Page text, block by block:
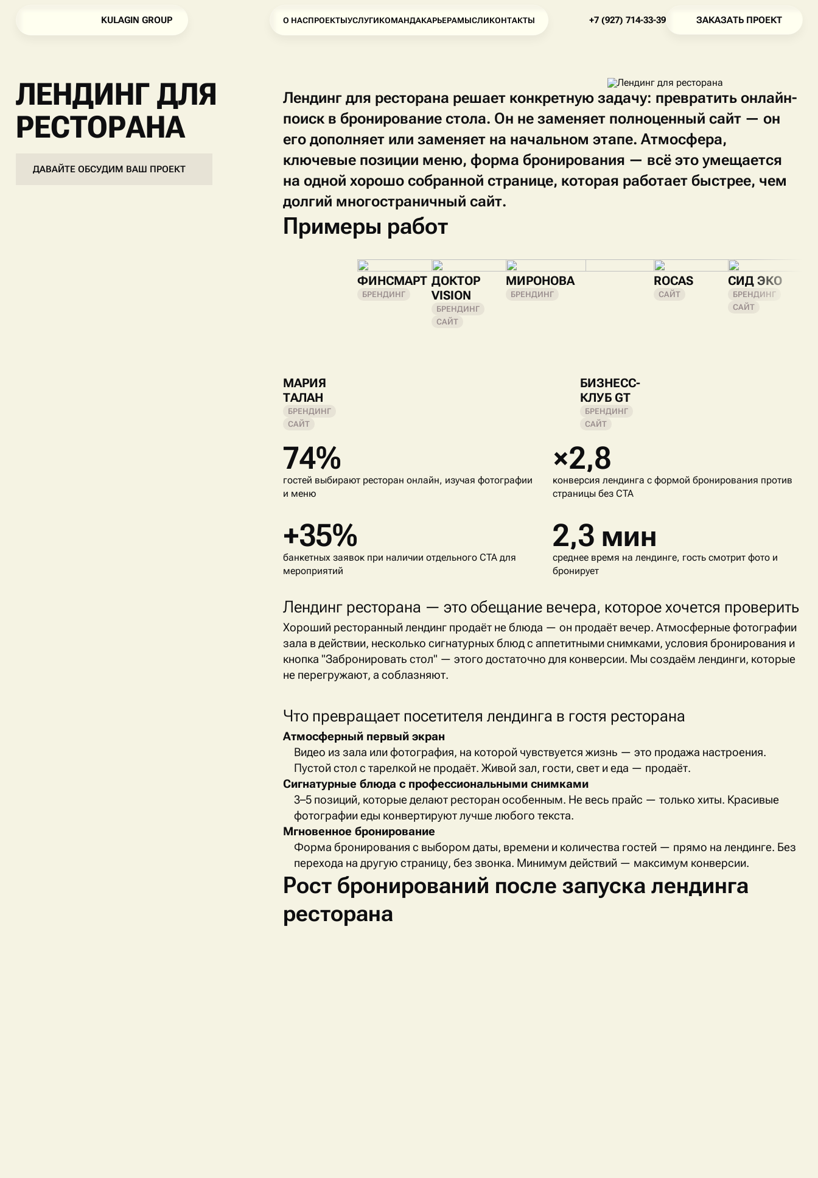
KULAGIN GROUP
О НАСПРОЕКТЫУСЛУГИКОМАНДАКАРЬЕРАМЫСЛИКОНТАКТЫ +7 (927) 714-33-39
ЗАКАЗАТЬ ПРОЕКТ
ЛЕНДИНГ ДЛЯ
РЕСТОРАНА
ДАВАЙТЕ ОБСУДИМ ВАШ ПРОЕКТ
Лендинг для ресторана решает конкретную задачу: превратить онлайн-
поиск в бронирование стола. Он не заменяет полноценный сайт — он
его дополняет или заменяет на начальном этапе. Атмосфера,
ключевые позиции меню, форма бронирования — всё это умещается
на одной хорошо собранной странице, которая работает быстрее, чем
долгий многостраничный сайт.
Примеры работ
МАРИЯ
ТАЛАН
БРЕНДИНГ
САЙТ
ФИНСМАРТ
БРЕНДИНГ
ДОКТОР
VISION
БРЕНДИНГ
САЙТ
МИРОНОВА
БРЕНДИНГ
БИЗНЕСС-
КЛУБ GT
БРЕНДИНГ
САЙТ
ROCAS
САЙТ
СИД ЭКО
БРЕНДИНГ
САЙТ
74%
гостей выбирают ресторан онлайн, изучая фотографии
и меню
×2,8
конверсия лендинга с формой бронирования против
страницы без CTA
+35%
банкетных заявок при наличии отдельного CTA для
мероприятий
2,3 мин
среднее время на лендинге, гость смотрит фото и
бронирует
Лендинг ресторана — это обещание вечера, которое хочется проверить
Хороший ресторанный лендинг продаёт не блюда — он продаёт вечер. Атмосферные фотографии
зала в действии, несколько сигнатурных блюд с аппетитными снимками, условия бронирования и
кнопка "Забронировать стол" — этого достаточно для конверсии. Мы создаём лендинги, которые
не перегружают, а соблазняют.
Что превращает посетителя лендинга в гостя ресторана
Атмосферный первый экран
Видео из зала или фотография, на которой чувствуется жизнь — это продажа настроения.
Пустой стол с тарелкой не продаёт. Живой зал, гости, свет и еда — продаёт.
Сигнатурные блюда с профессиональными снимками
3–5 позиций, которые делают ресторан особенным. Не весь прайс — только хиты. Красивые
фотографии еды конвертируют лучше любого текста.
Мгновенное бронирование
Форма бронирования с выбором даты, времени и количества гостей — прямо на лендинге. Без
перехода на другую страницу, без звонка. Минимум действий — максимум конверсии.
Рост бронирований после запуска лендинга
ресторана